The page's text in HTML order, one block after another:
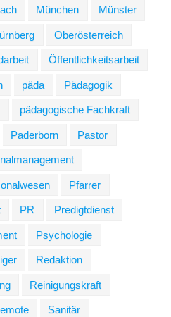
München Münster
Oberösterreich
Öffentlichkeitsarbeit
päda Pädagogik
pädagogische Fachkraft
Paderborn Pastor
Pfarrer
PR Predigtdienst
Psychologie
Redaktion
Reinigungskraft
Sanitär